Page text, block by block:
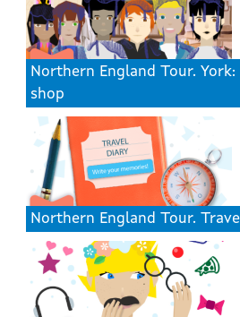
Northern England Tour. York:
shop
Northern England Tour.